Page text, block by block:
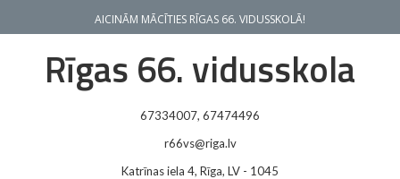
AICINĀM MĀCĪTIES RĪGAS 66. VIDUSSKOLĀ!
Rīgas 66. vidusskola
67334007, 67474496
r66vs@riga.lv
Katrīnas iela 4, Rīga, LV - 1045